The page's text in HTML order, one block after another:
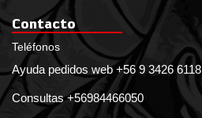
Contacto
Teléfonos
Ayuda pedidos web +56 9 3426 6118
Consultas +56984466050